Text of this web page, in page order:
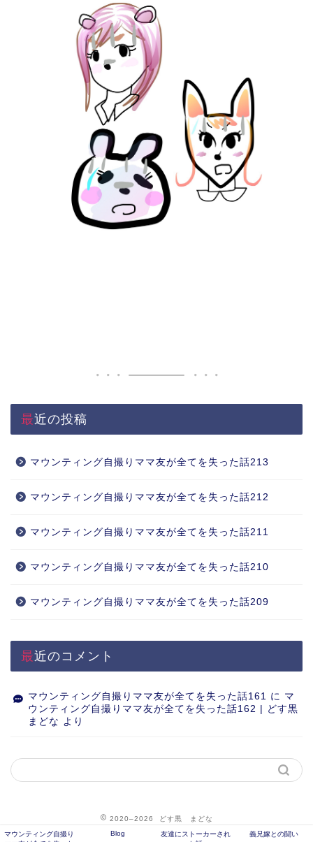
最近の投稿
マウンティング自撮りママ友が全てを失った話213
マウンティング自撮りママ友が全てを失った話212
マウンティング自撮りママ友が全てを失った話211
マウンティング自撮りママ友が全てを失った話210
マウンティング自撮りママ友が全てを失った話209
最近のコメント
マウンティング自撮りママ友が全てを失った話161 に マ
ウンティング自撮りママ友が全てを失った話162 | どす黒
まどな より
2020–2026 どす黒 まどな
マウンティング自撮り
Blog
友達にストーカーされ
義兄嫁との闘い